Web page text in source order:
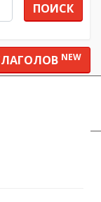
ПОИСК
NEW